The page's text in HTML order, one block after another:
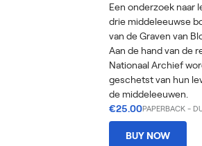
Een onderzoek naar
drie middeleeuwse
van de Graven van
Aan de hand van de
Nationaal Archief
geschetst van hun
de middeleeuwen.
€25.00PAPERBACK -
BUY NOW